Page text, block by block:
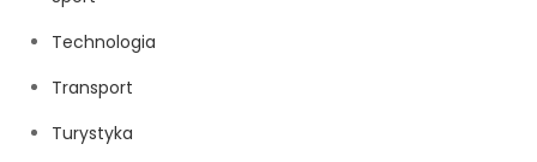
Technologia
Transport
Turystyka